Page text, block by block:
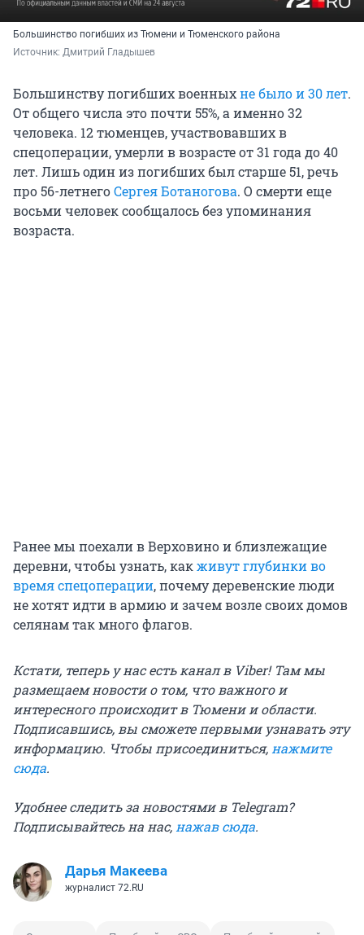
Большинство погибших из Тюмени и Тюменского района
Источник: Дмитрий Гладышев
Большинству погибших военныхне было и 30 лет.
От общего числа это почти 55%, а именно 32
человека. 12 тюменцев, участвовавших в
спецоперации, умерли в возрасте от 31 года до 40
лет. Лишь один из погибших был старше 51, речь
про 56-летнегоСергея Ботаногова. О смерти еще
восьми человек сообщалось без упоминания
возраста.
Ранее мы поехали в Верховино и близлежащие
деревни, чтобы узнать, какживут глубинки во
время спецоперации, почему деревенские люди
не хотят идти в армию и зачем возле своих домов
селянам так много флагов.
Кстати, теперь у нас есть канал в Viber! Там мы
размещаем новости о том, что важного и
интересного происходит в Тюмени и области.
Подписавшись, вы сможете первыми узнавать эту
информацию. Чтобы присоединиться,нажмите
сюда.
Удобнее следить за новостями в Telegram?
Подписывайтесь на нас,нажав сюда.
Дарья Макеева
журналист 72.RU